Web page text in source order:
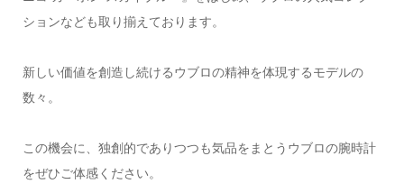
ションなども取り揃えております。
新しい価値を創造し続けるウブロの精神を体現するモデルの
数々。
この機会に、独創的でありつつも気品をまとうウブロの腕時計
をぜひご体感ください。